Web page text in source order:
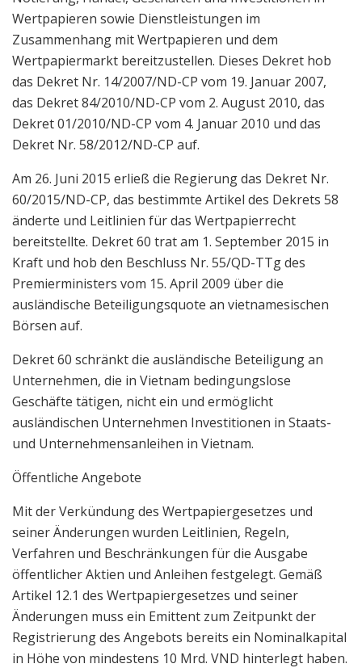
Wertpapieren sowie Dienstleistungen im
Zusammenhang mit Wertpapieren und dem
Wertpapiermarkt bereitzustellen. Dieses Dekret hob
das Dekret Nr. 14/2007/ND-CP vom 19. Januar 2007,
das Dekret 84/2010/ND-CP vom 2. August 2010, das
Dekret 01/2010/ND-CP vom 4. Januar 2010 und das
Dekret Nr. 58/2012/ND-CP auf.
Am 26. Juni 2015 erließ die Regierung das Dekret Nr.
60/2015/ND-CP, das bestimmte Artikel des Dekrets 58
änderte und Leitlinien für das Wertpapierrecht
bereitstellte. Dekret 60 trat am 1. September 2015 in
Kraft und hob den Beschluss Nr. 55/QD-TTg des
Premierministers vom 15. April 2009 über die
ausländische Beteiligungsquote an vietnamesischen
Börsen auf.
Dekret 60 schränkt die ausländische Beteiligung an
Unternehmen, die in Vietnam bedingungslose
Geschäfte tätigen, nicht ein und ermöglicht
ausländischen Unternehmen Investitionen in Staats-
und Unternehmensanleihen in Vietnam.
Öffentliche Angebote
Mit der Verkündung des Wertpapiergesetzes und
seiner Änderungen wurden Leitlinien, Regeln,
Verfahren und Beschränkungen für die Ausgabe
öffentlicher Aktien und Anleihen festgelegt. Gemäß
Artikel 12.1 des Wertpapiergesetzes und seiner
Änderungen muss ein Emittent zum Zeitpunkt der
Registrierung des Angebots bereits ein Nominalkapital
in Höhe von mindestens 10 Mrd. VND hinterlegt haben.